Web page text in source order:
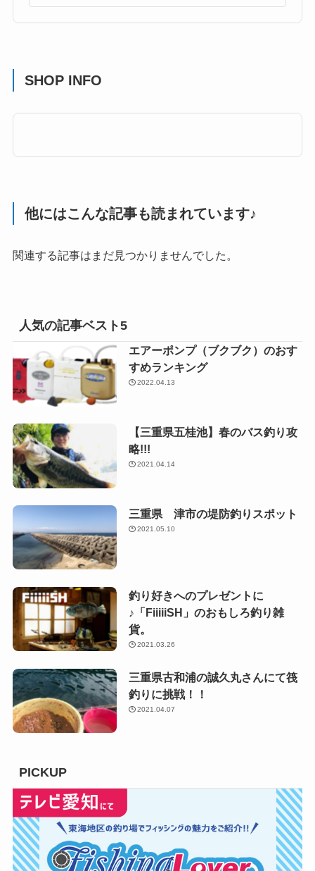
SHOP INFO
他にはこんな記事も読まれています♪
関連する記事はまだ見つかりませんでした。
人気の記事ベスト5
エアーポンプ（ブクブク）のおす
すめランキング
2022.04.13
【三重県五桂池】春のバス釣り攻
略!!!
2021.04.14
三重県 津市の堤防釣りスポット
2021.05.10
釣り好きへのプレゼントに
♪「FiiiiiSH」のおもしろ釣り雑
貨。
2021.03.26
三重県古和浦の誠久丸さんにて筏
釣りに挑戦！！
2021.04.07
PICKUP